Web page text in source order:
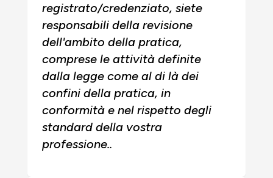
registrato/credenziato, siete
responsabili della revisione
dell'ambito della pratica,
comprese le attività definite
dalla legge come al di là dei
confini della pratica, in
conformità e nel rispetto degli
standard della vostra
professione..